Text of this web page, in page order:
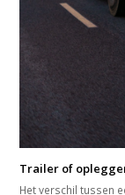
Trailer of
Het verschil tussen